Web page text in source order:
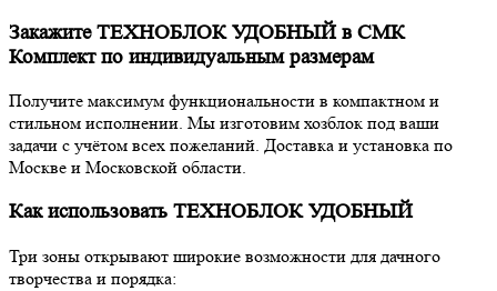
Закажите ТЕХНОБЛОК УДОБНЫЙ в СМК
Комплект по индивидуальным размерам
Получите максимум функциональности в компактном и
стильном исполнении. Мы изготовим хозблок под ваши
задачи с учётом всех пожеланий. Доставка и установка по
Москве и Московской области.
Как использовать ТЕХНОБЛОК УДОБНЫЙ
Три зоны открывают широкие возможности для дачного
творчества и порядка: